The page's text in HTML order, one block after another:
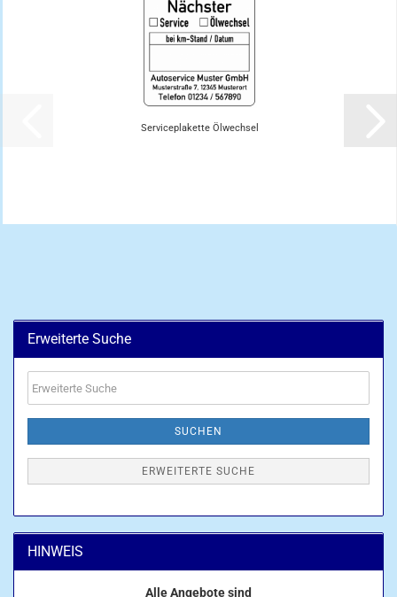
Serviceplakette Ölwechsel
Erweiterte Suche
Suche
SUCHEN
ERWEITERTE SUCHE
HINWEIS
Alle Angebote sind